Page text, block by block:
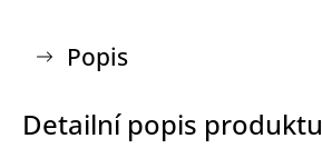
Popis
Detailní popis produktu